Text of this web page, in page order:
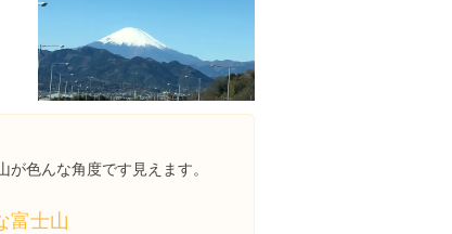
色んな角度です見えます。
富士山